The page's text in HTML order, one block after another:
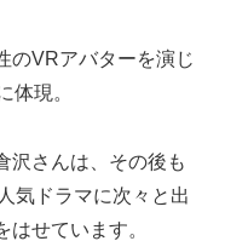
のVRアバターを演じ
体現。
沢さんは、その後も
気ドラマに次々と出
せています。